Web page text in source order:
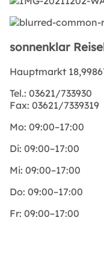
sonnenklar
Hauptmarkt
Tel.: 03621/733930
Fax: 03621/7339319
Mo: 09:00–17:00
Di: 09:00–17:00
Mi: 09:00–17:00
Do: 09:00–17:00
Fr: 09:00–17:00